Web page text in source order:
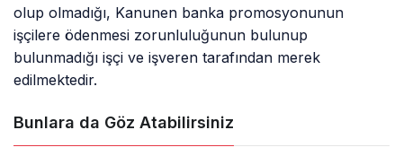
olup olmadığı, Kanunen banka promosyonunun
işçilere ödenmesi zorunluluğunun bulunup
bulunmadığı işçi ve işveren tarafından merek
edilmektedir.
Bunlara da Göz Atabilirsiniz